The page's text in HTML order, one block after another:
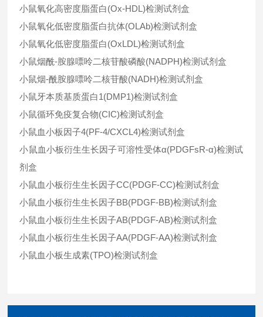
小鼠氧化高密度脂蛋白(Ox-HDL)检测试剂盒
小鼠氧化低密度脂蛋白抗体(OLAb)检测试剂盒
小鼠氧化低密度脂蛋白(OxLDL)检测试剂盒
小鼠烟酰-胺腺嘌呤二核苷酸磷酸(NADPH)检测试剂盒
小鼠烟-酰胺腺嘌呤二核苷酸(NADH)检测试剂盒
小鼠牙本质基质蛋白1(DMP1)检测试剂盒
小鼠循环免疫复合物(CIC)检测试剂盒
小鼠血小板因子4(PF-4/CXCL4)检测试剂盒
小鼠血小板衍生生长因子可溶性受体α(PDGFsR-α)检测试
剂盒
小鼠血小板衍生生长因子CC(PDGF-CC)检测试剂盒
小鼠血小板衍生生长因子BB(PDGF-BB)检测试剂盒
小鼠血小板衍生生长因子AB(PDGF-AB)检测试剂盒
小鼠血小板衍生生长因子AA(PDGF-AA)检测试剂盒
小鼠血小板生成素(TPO)检测试剂盒